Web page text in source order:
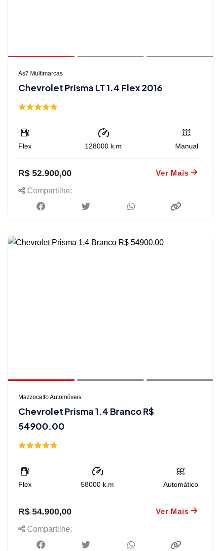
As7 Multimarcas
Chevrolet Prisma LT 1.4 Flex 2016
Flex 128000 k.m Manual
R$ 52.900,00 Ver Mais
Compartilhe:
Mazzocatto Automóveis
Chevrolet Prisma 1.4 Branco R$
54900.00
Flex 58000 k.m Automático
R$ 54.900,00 Ver Mais
Compartilhe: